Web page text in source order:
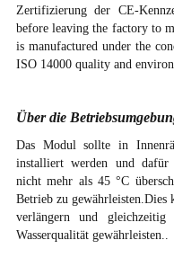
Zertifizierung der CE-
before leaving the factory to
is manufactured under the
ISO 14000 quality and
Über die
Das Modul sollte in
installiert werden und dafür
nicht mehr als 45 °C
Betrieb zu gewährleisten.Dies
verlängern und
Wasserqualität gewährleisten..